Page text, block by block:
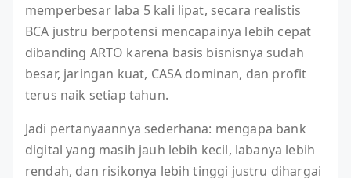
memperbesar laba 5 kali lipat, secara realistis
BCA justru berpotensi mencapainya lebih cepat
dibanding ARTO karena basis bisnisnya sudah
besar, jaringan kuat, CASA dominan, dan profit
terus naik setiap tahun.
Jadi pertanyaannya sederhana: mengapa bank
digital yang masih jauh lebih kecil, labanya lebih
rendah, dan risikonya lebih tinggi justru dihargai